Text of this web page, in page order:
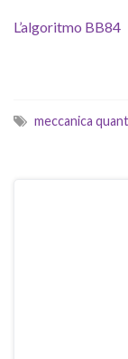
L’algoritmo BB84
meccanica